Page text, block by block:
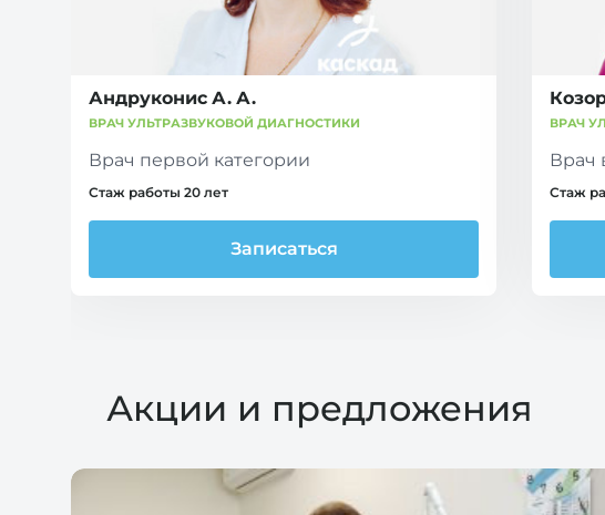
Андруконис А. А.
ВРАЧ УЛЬТРАЗВУКОВОЙ ДИАГНОСТИКИ
Врач первой категории
Стаж работы 20 лет
Записаться
ВРАЧ
Врач
Стаж
Акции и предложения